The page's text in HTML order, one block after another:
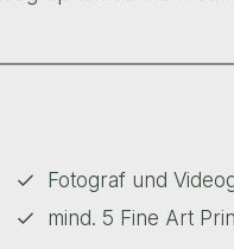
Fotograf und
mind. 5 Fine Art